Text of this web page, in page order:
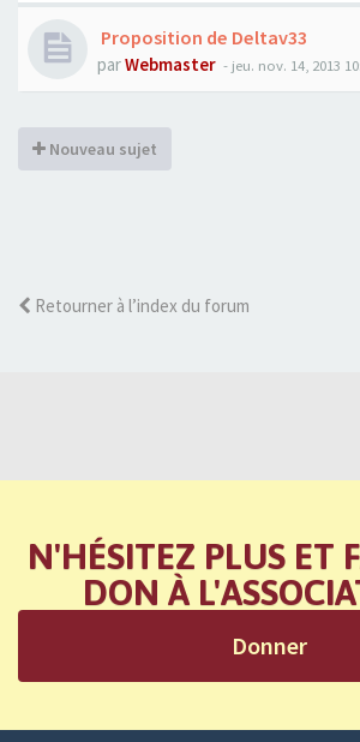
Proposition de Deltav33
parWebmaster - jeu. nov. 14, 2013
Nouveau sujet
Retourner à l’index du forum
N'HÉSITEZ PLUS ET
DON À
Donner